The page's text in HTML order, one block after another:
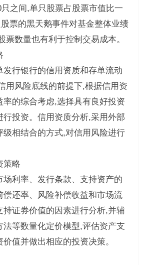
之间,单只股票占股票市值比一
票的黑天鹅事件对基金整体业绩
票数量也有利于控制交易成本。
发行银行的信用资质和存单流动
用风险底线的前提下,根据信用资
率的综合考虑,选择具有良好投资
行投资。信用资质分析,采用外部
级相结合的方式,对信用风险进行
策略
场利率、发行条款、支持资产的
偿还率、风险补偿收益和市场流
持证券价值的因素进行分析,并辅
法等数量化定价模型,评估资产支
值并做出相应的投资决策。